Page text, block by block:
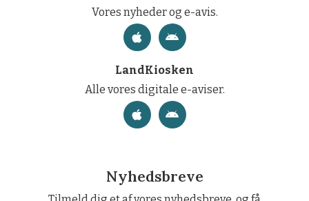
Vores nyheder og e-avis.
LandKiosken
Alle vores digitale e-aviser.
Nyhedsbreve